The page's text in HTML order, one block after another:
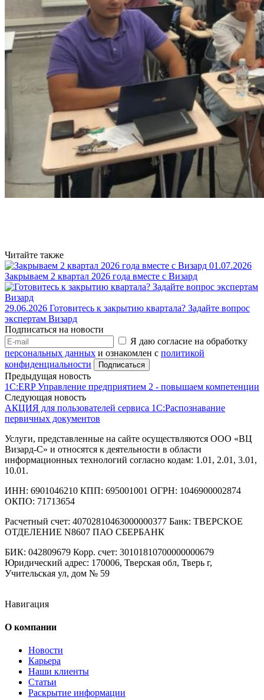
Читайте также
01.07.2026
Закрываем 2 квартал 2026 года вместе с Визард
29.06.2026 Готовитесь к закрытию квартала? Задайте вопрос
экспертам Визард
Подписаться на новости
Я даю согласие на обработку
персональных данных и ознакомлен с политикой
конфиденциальности
Предыдущая новость
1C:ERP Управление предприятием 2 - повышаем компетенции
Следующая новость
АКЦИЯ для пользователей сервиса 1С:Распознавание
первичных документов
Услуги, представленные на сайте осуществляются ООО «ВЦ
Визард-С» и относятся к деятельности в области
информационных технологий согласно кодам: 1.01, 2.01, 3.01,
10.01.
ИНН: 6901046210 КПП: 695001001 ОГРН: 1046900002874
ОКПО: 71713654
Расчетный счет: 40702810463000000377 Банк: ТВЕРСКОЕ
ОТДЕЛЕНИЕ N8607 ПАО СБЕРБАНК
БИК: 042809679 Корр. счет: 30101810700000000679
Юридический адрес: 170006, Тверская обл, Тверь г,
Учительская ул, дом № 59
Навигация
О компании
Новости
Карьера
Наши клиенты
Статьи
Раскрытие информации